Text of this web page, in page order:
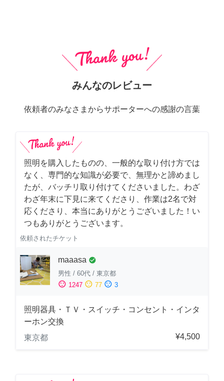
みんなのレビュー
依頼者のみなさまからサポーターへの感謝の言葉
照明を購入したものの、一般的な取り付け方では
なく、専門的な知識が必要で、無理かと諦めまし
たが、バッチリ取り付けてくださいました。わざ
わざ年末に下見に来てくださり、作業は2名で対
応くださり、本当にありがとうございました！い
つもありがとうございます。
依頼されたチケット
maaasa check_circle
男性 / 60代 / 東京都
sentiment_satisfied 1247 sentiment_neutral 77 sentiment_dissatisfied 3
照明器具・ＴＶ・スイッチ・コンセント・インタ
ーホン交換
東京都
¥4,500